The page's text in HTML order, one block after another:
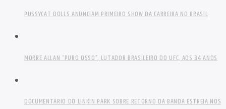
PUSSYCAT DOLLS ANUNCIAM PRIMEIRO SHOW DA CARREIRA NO BRASIL
MORRE ALLAN “PURO OSSO”, LUTADOR BRASILEIRO DO UFC, AOS 34 ANOS
DOCUMENTÁRIO DO LINKIN PARK SOBRE RETORNO DA BANDA ESTREIA NOS